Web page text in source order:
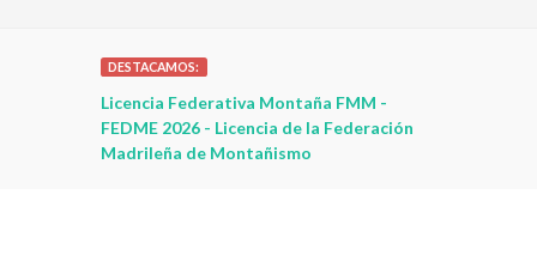
DESTACAMOS:
Licencia Federativa Montaña FMM -
FEDME 2026 - Licencia de la Federación
Madrileña de Montañismo